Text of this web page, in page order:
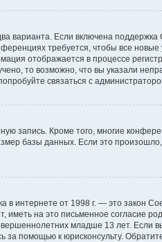
варианта. Если включена поддержка
требуется, чтобы все
отображается в процессе
то возможно, что вы указали
связаться с
запись. Кроме того, многие
базы данных. Если это произошло,
в интернете от 1998 г. — это закон
на это письменное согласие
младше 13 лет. Если
помощью к юрисконсульту.